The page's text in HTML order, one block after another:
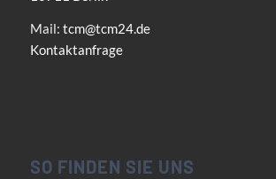
Mail: tcm@tcm24.de
Kontaktanfrage
SO FINDEN SIE UNS